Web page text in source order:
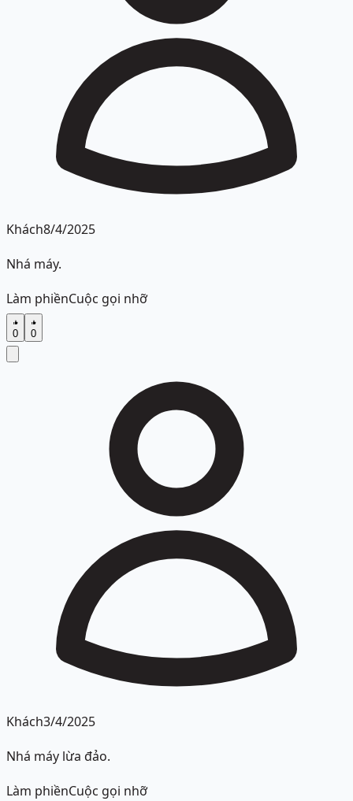
Khách8/4/2025
Nhá máy.
Làm phiềnCuộc gọi nhỡ
0 0
Khách3/4/2025
Nhá máy lừa đảo.
Làm phiềnCuộc gọi nhỡ